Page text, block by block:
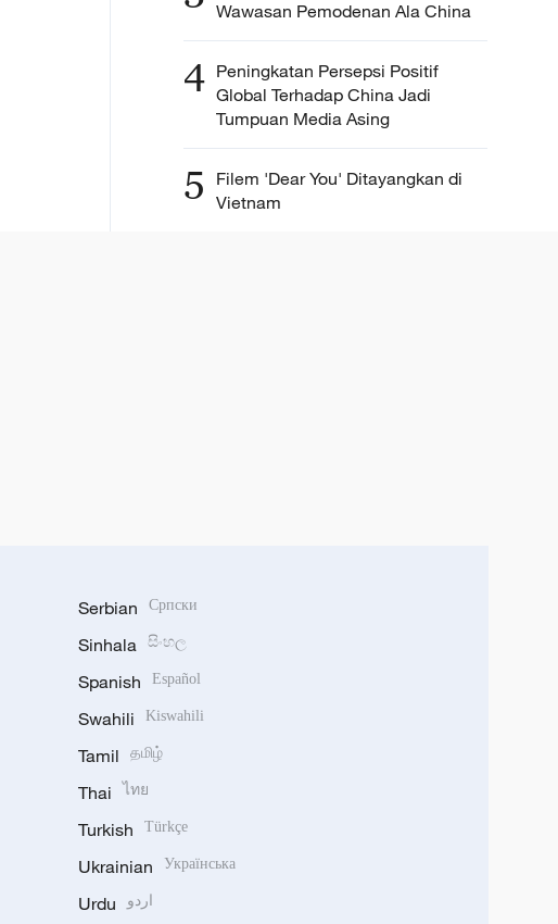
Wawasan Pemodenan Ala China
4 Peningkatan Persepsi Positif
Global Terhadap China Jadi
Tumpuan Media Asing
5
Filem 'Dear You' Ditayangkan di
Vietnam
Serbian Српски
Sinhala සිංහල
Spanish Español
Swahili Kiswahili
Tamil தமிழ்
Thai ไทย
Turkish Türkçe
Ukrainian Українська
Urdu اردو